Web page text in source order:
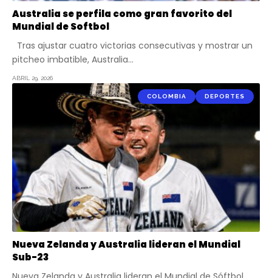
Australia se perfila como gran favorito del
Mundial de Softbol
Tras ajustar cuatro victorias consecutivas y mostrar un
pitcheo imbatible, Australia…
ABRIL 29, 2026
COLOMBIA DEPORTES
Nueva Zelanda y Australia lideran el Mundial
Sub-23